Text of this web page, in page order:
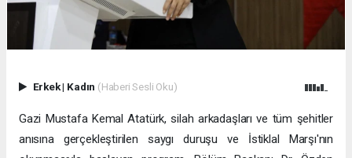
Erkek| Kadın (Haberi Sesli Oku)
Gazi Mustafa Kemal Atatürk, silah arkadaşları ve tüm şehitler
anısına gerçekleştirilen saygı duruşu ve İstiklal Marşı'nın